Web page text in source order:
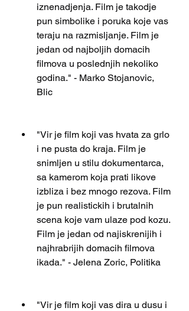
iznenadjenja. Film je takodje
pun simbolike i poruka koje vas
teraju na razmisljanje. Film je
jedan od najboljih domacih
filmova u poslednjih nekoliko
godina." - Marko Stojanovic,
Blic
"Vir je film koji vas hvata za grlo
i ne pusta do kraja. Film je
snimljen u stilu dokumentarca,
sa kamerom koja prati likove
izbliza i bez mnogo rezova. Film
je pun realistickih i brutalnih
scena koje vam ulaze pod kozu.
Film je jedan od najiskrenijih i
najhrabrijih domacih filmova
ikada." - Jelena Zoric, Politika
"Vir je film koji vas dira u dusu i